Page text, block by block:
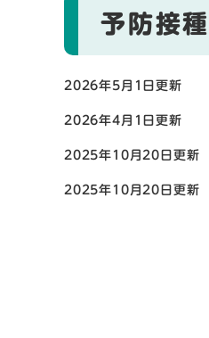
予防接種
2026年5月1日更新
2026年4月1日更新
2025年10月20日更新
2025年10月20日更新